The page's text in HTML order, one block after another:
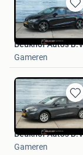
in
Mijn
Beukhof Auto's
Gameren
in
Mijn
Beukhof Auto's
Gameren